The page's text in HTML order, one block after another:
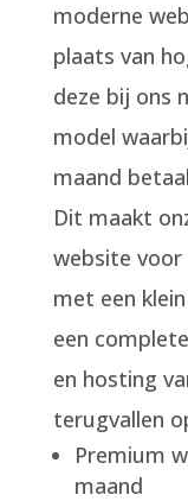
moderne
plaats van
deze bij ons
model
maand
Dit maakt
website
met een
een
en hosting
terugvallen
Premium
maand